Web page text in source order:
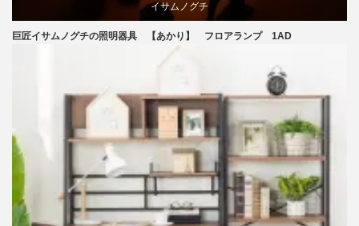
イサムノグチ
国産
照明器具
巨匠イサムノグチの照明器具 【あかり】 フロアランプ 1AD